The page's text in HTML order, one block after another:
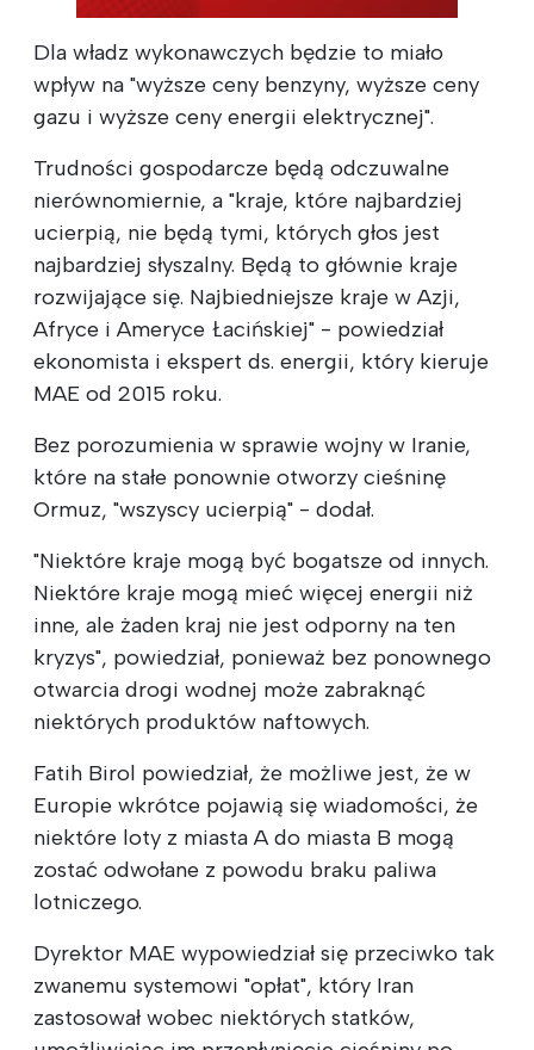
Dla władz wykonawczych będzie to miało
wpływ na "wyższe ceny benzyny, wyższe ceny
gazu i wyższe ceny energii elektrycznej".
Trudności gospodarcze będą odczuwalne
nierównomiernie, a "kraje, które najbardziej
ucierpią, nie będą tymi, których głos jest
najbardziej słyszalny. Będą to głównie kraje
rozwijające się. Najbiedniejsze kraje w Azji,
Afryce i Ameryce Łacińskiej" - powiedział
ekonomista i ekspert ds. energii, który kieruje
MAE od 2015 roku.
Bez porozumienia w sprawie wojny w Iranie,
które na stałe ponownie otworzy cieśninę
Ormuz, "wszyscy ucierpią" - dodał.
"Niektóre kraje mogą być bogatsze od innych.
Niektóre kraje mogą mieć więcej energii niż
inne, ale żaden kraj nie jest odporny na ten
kryzys", powiedział, ponieważ bez ponownego
otwarcia drogi wodnej może zabraknąć
niektórych produktów naftowych.
Fatih Birol powiedział, że możliwe jest, że w
Europie wkrótce pojawią się wiadomości, że
niektóre loty z miasta A do miasta B mogą
zostać odwołane z powodu braku paliwa
lotniczego.
Dyrektor MAE wypowiedział się przeciwko tak
zwanemu systemowi "opłat", który Iran
zastosował wobec niektórych statków,